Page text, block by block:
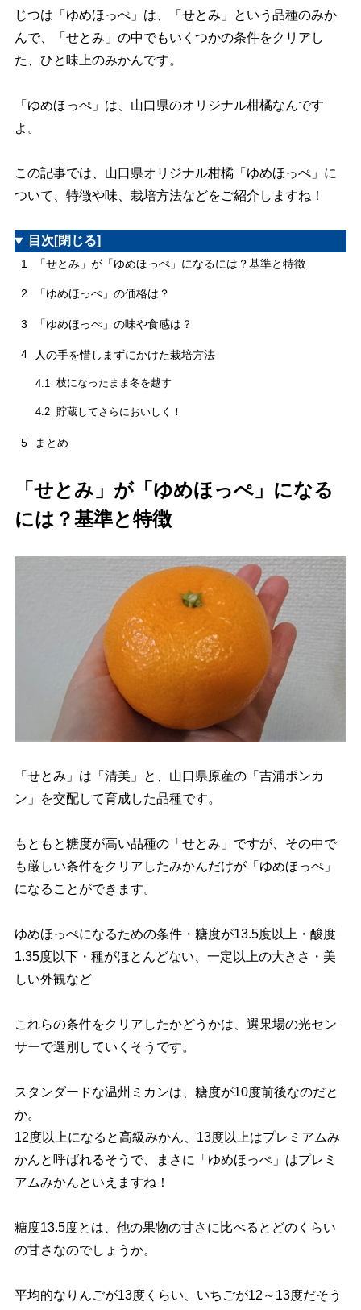
じつは「ゆめほっぺ」は、「せとみ」という品種のみか
んで、「せとみ」の中でもいくつかの条件をクリアし
た、ひと味上のみかんです。
「ゆめほっぺ」は、山口県のオリジナル柑橘なんです
よ。
この記事では、山口県オリジナル柑橘「ゆめほっぺ」に
ついて、特徴や味、栽培方法などをご紹介しますね！
目次 [閉じる]
1 「せとみ」が「ゆめほっぺ」になるには？基準と特徴
2 「ゆめほっぺ」の価格は？
3 「ゆめほっぺ」の味や食感は？
4 人の手を惜しまずにかけた栽培方法
4.1 枝になったまま冬を越す
4.2 貯蔵してさらにおいしく！
5 まとめ
「せとみ」が「ゆめほっぺ」になる
には？基準と特徴
「せとみ」は「清美」と、山口県原産の「吉浦ポンカ
ン」を交配して育成した品種です。
もともと糖度が高い品種の「せとみ」ですが、その中で
も厳しい条件をクリアしたみかんだけが「ゆめほっぺ」
になることができます。
ゆめほっぺになるための条件・糖度が13.5度以上・酸度
1.35度以下・種がほとんどない、一定以上の大きさ・美
しい外観など
これらの条件をクリアしたかどうかは、選果場の光セン
サーで選別していくそうです。
スタンダードな温州ミカンは、糖度が10度前後なのだと
か。
12度以上になると高級みかん、13度以上はプレミアムみ
かんと呼ばれるそうで、まさに「ゆめほっぺ」はプレミ
アムみかんといえますね！
糖度13.5度とは、他の果物の甘さに比べるとどのくらい
の甘さなのでしょうか。
平均的なりんごが13度くらい、いちごが12～13度だそう